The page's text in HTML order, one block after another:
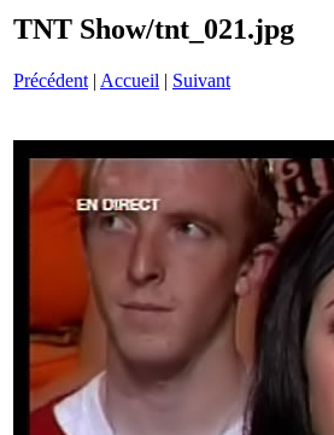
TNT Show/tnt_021.jpg
Précédent | Accueil | Suivant